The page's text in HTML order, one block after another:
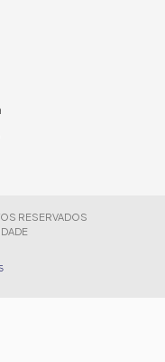
RESERVADOS